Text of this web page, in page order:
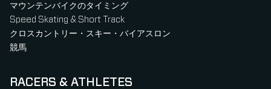
マウンテンバイクのタイミング
Speed Skating & Short Track
クロスカントリー・スキー・バイアスロン
競馬
RACERS & ATHLETES